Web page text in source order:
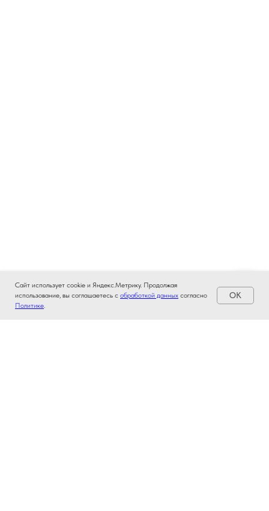
Сайт использует cookie и Яндекс.Метрику. Продолжая
использование, вы соглашаетесь с обработкой данных согласно
Политике.
OK